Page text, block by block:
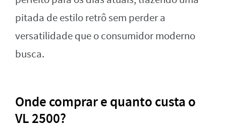
pitada de estilo retrô sem perder a
versatilidade que o consumidor moderno
busca.
Onde comprar e quanto custa o
VL 2500?